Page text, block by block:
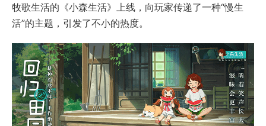
牧歌生活的《小森生活》上线，向玩家传递了一种“慢生
活”的主题，引发了不小的热度。